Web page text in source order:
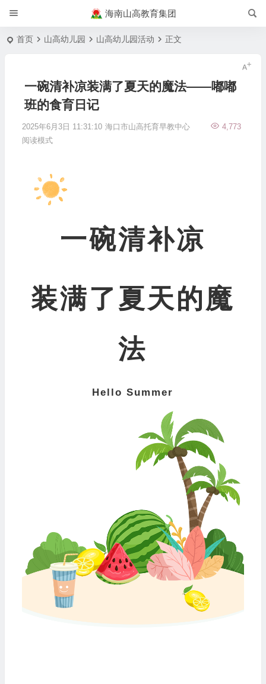
海南山高教育集团
首页 山高幼儿园 山高幼儿园活动 正文
一碗清补凉装满了夏天的魔法——嘟嘟
班的食育日记
2025年6月3日 11:31:10 海口市山高托育早教中心
4,773
阅读模式
一碗清补凉
装满了夏天的魔
法
Hello Summer